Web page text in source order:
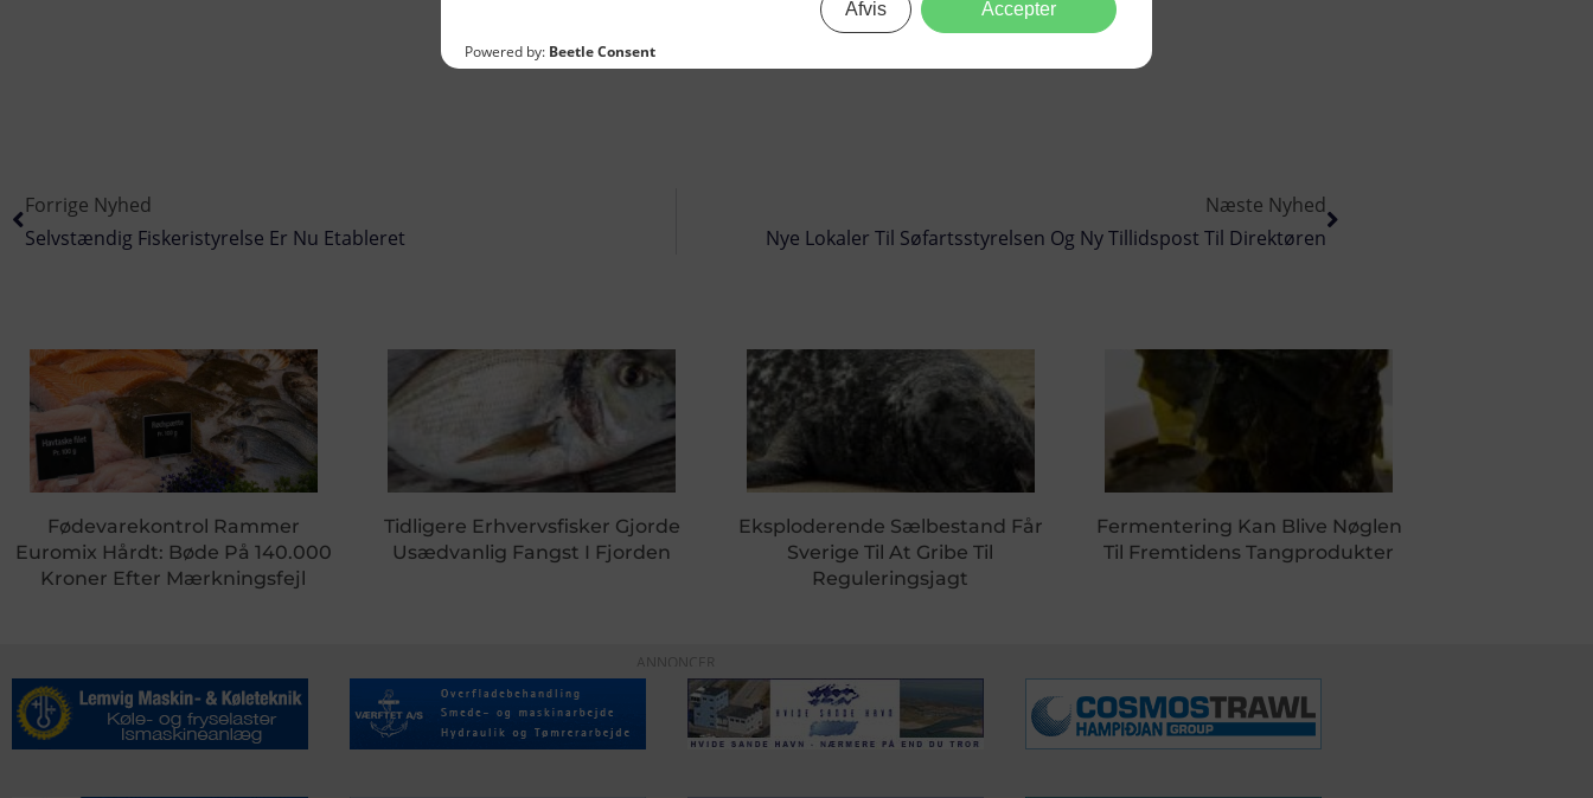
Forrige Nyhed
Selvstændig Fiskeristyrelse Er Nu Etableret
Næste Nyhed
Nye Lokaler Til Søfartsstyrelsen Og Ny Tillidspost Til Direktøren
Fødevarekontrol Rammer
Euromix Hårdt: Bøde På 140.000
Kroner Efter Mærkningsfejl
Tidligere Erhvervsfisker Gjorde
Usædvanlig Fangst I Fjorden
Eksploderende Sælbestand Får
Sverige Til At Gribe Til
Reguleringsjagt
Fermentering Kan Blive Nøglen
Til Fremtidens Tangprodukter
ANNONCER